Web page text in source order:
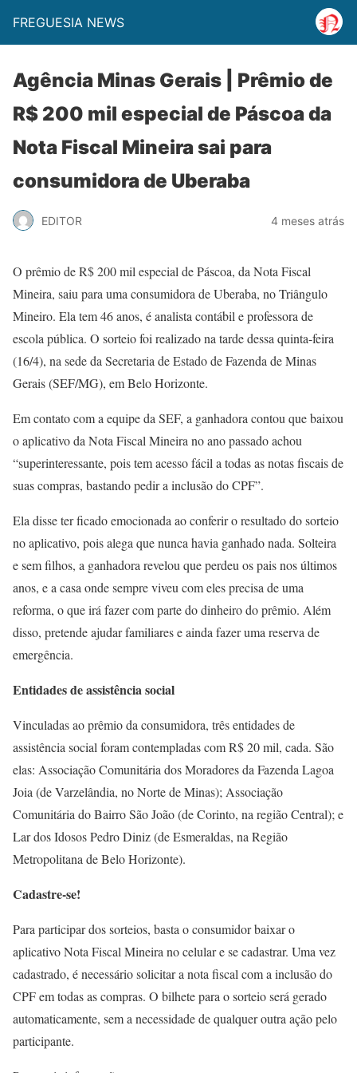
FREGUESIA NEWS
Agência Minas Gerais | Prêmio de
R$ 200 mil especial de Páscoa da
Nota Fiscal Mineira sai para
consumidora de Uberaba
EDITOR 4 meses atrás
O prêmio de R$ 200 mil especial de Páscoa, da Nota Fiscal
Mineira, saiu para uma consumidora de Uberaba, no Triângulo
Mineiro. Ela tem 46 anos, é analista contábil e professora de
escola pública. O sorteio foi realizado na tarde dessa quinta-feira
(16/4), na sede da Secretaria de Estado de Fazenda de Minas
Gerais (SEF/MG), em Belo Horizonte.
Em contato com a equipe da SEF, a ganhadora contou que baixou
o aplicativo da Nota Fiscal Mineira no ano passado achou
“superinteressante, pois tem acesso fácil a todas as notas fiscais de
suas compras, bastando pedir a inclusão do CPF”.
Ela disse ter ficado emocionada ao conferir o resultado do sorteio
no aplicativo, pois alega que nunca havia ganhado nada. Solteira
e sem filhos, a ganhadora revelou que perdeu os pais nos últimos
anos, e a casa onde sempre viveu com eles precisa de uma
reforma, o que irá fazer com parte do dinheiro do prêmio. Além
disso, pretende ajudar familiares e ainda fazer uma reserva de
emergência.
Entidades de assistência social
Vinculadas ao prêmio da consumidora, três entidades de
assistência social foram contempladas com R$ 20 mil, cada. São
elas: Associação Comunitária dos Moradores da Fazenda Lagoa
Joia (de Varzelândia, no Norte de Minas); Associação
Comunitária do Bairro São João (de Corinto, na região Central); e
Lar dos Idosos Pedro Diniz (de Esmeraldas, na Região
Metropolitana de Belo Horizonte).
Cadastre-se!
Para participar dos sorteios, basta o consumidor baixar o
aplicativo Nota Fiscal Mineira no celular e se cadastrar. Uma vez
cadastrado, é necessário solicitar a nota fiscal com a inclusão do
CPF em todas as compras. O bilhete para o sorteio será gerado
automaticamente, sem a necessidade de qualquer outra ação pelo
participante.